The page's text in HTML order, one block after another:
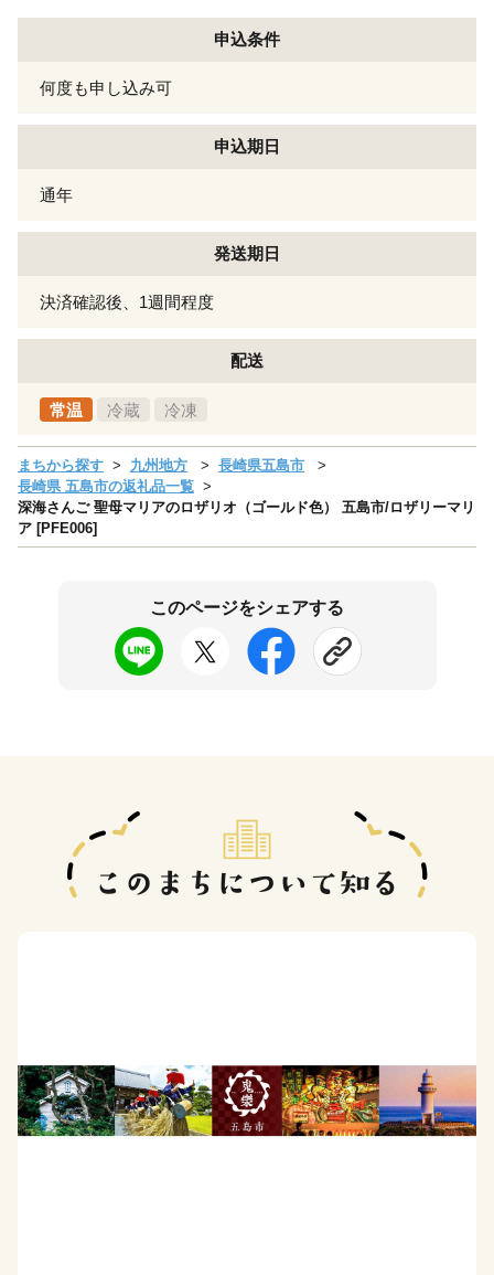
申込条件
何度も申し込み可
申込期日
通年
発送期日
決済確認後、1週間程度
配送
常温 冷蔵 冷凍
まちから探す 九州地方
長崎県五島市
長崎県 五島市の返礼品一覧
深海さんご 聖母マリアのロザリオ（ゴールド色） 五島市/ロザリーマリ
ア [PFE006]
このページをシェアする